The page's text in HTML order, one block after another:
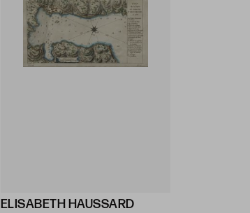
ELISABETH HAUSSARD